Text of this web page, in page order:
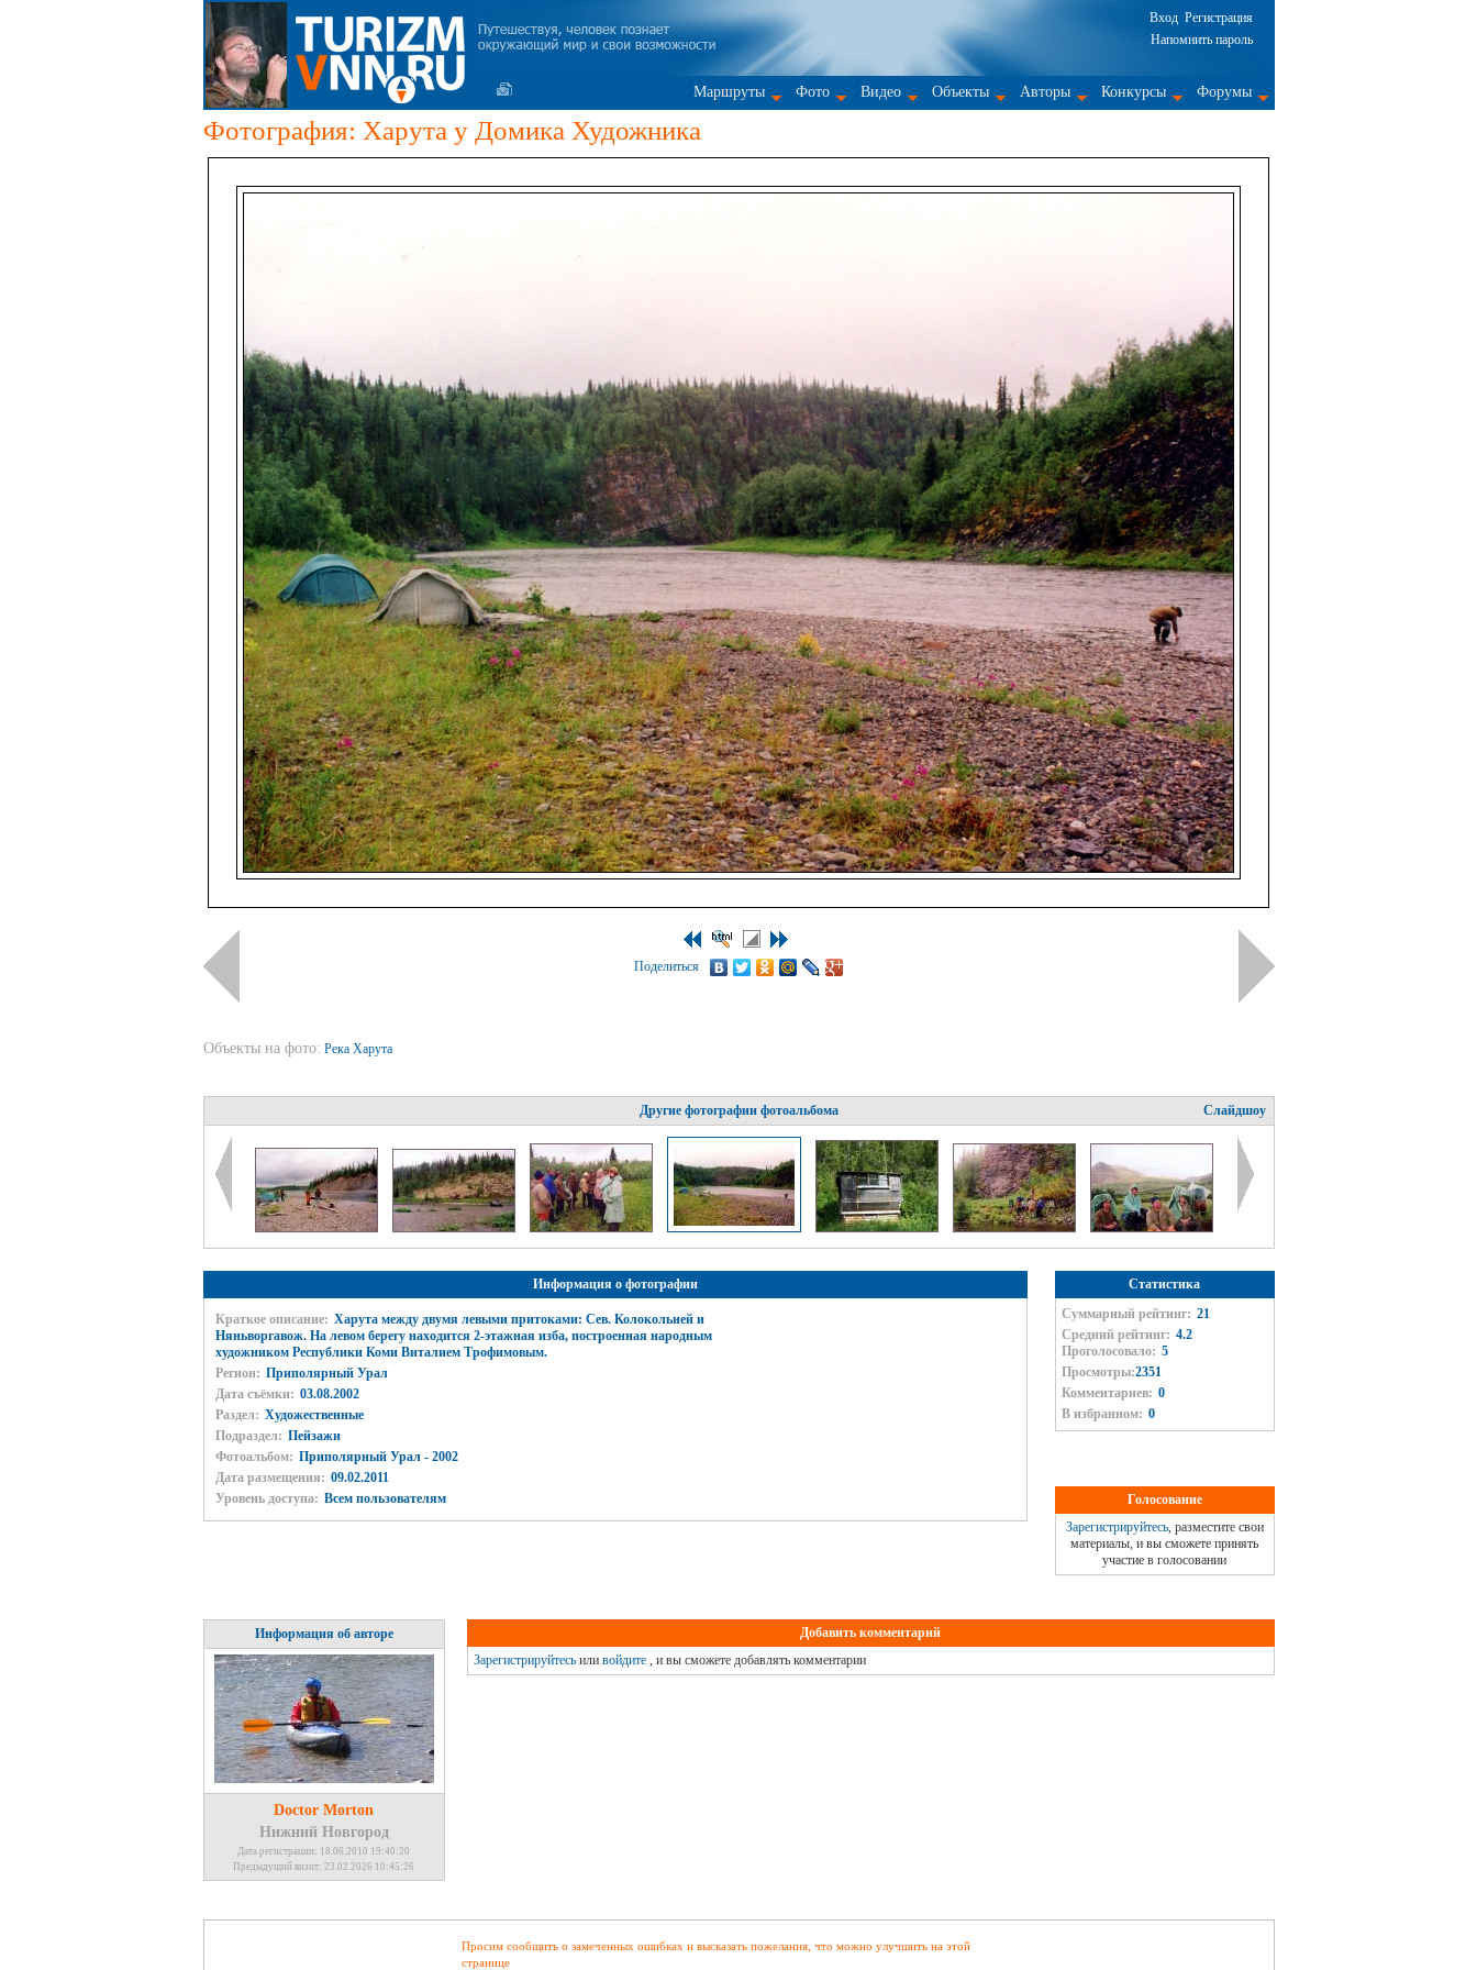
Вход Регистрация
Напомнить пароль
Маршруты Фото Видео Объекты Авторы Конкурсы Форумы
Фотография: Харута у Домика Художника
Поделиться
Объекты на фото: Река Харута
Другие фотографии фотоальбома Слайдшоу
Информация о фотографии
Краткое описание: Харута между двумя левыми притоками: Сев. Колокольней и
Няньворгавож. На левом берегу находится 2-этажная изба, построенная народным
художником Республики Коми Виталием Трофимовым.
Регион: Приполярный Урал
Дата съёмки: 03.08.2002
Раздел: Художественные
Подраздел: Пейзажи
Фотоальбом: Приполярный Урал - 2002
Дата размещения: 09.02.2011
Уровень доступа: Всем пользователям
Статистика
Суммарный рейтинг: 21
Средний рейтинг: 4.2
Проголосовало: 5
Просмотры:2351
Комментариев: 0
В избранном: 0
Голосование
Зарегистрируйтесь, разместите свои
материалы, и вы сможете принять
участие в голосовании
Информация об авторе
Doctor Morton
Нижний Новгород
Дата регистрации: 18.06.2010 19:40:20
Предыдущий визит: 23.02.2026 10:45:26
Добавить комментарий
Зарегистрируйтесьили войдите, и вы сможете добавлять комментарии
Просим сообщить о замеченных ошибках и высказать пожелания, что можно улучшить на этой
странице